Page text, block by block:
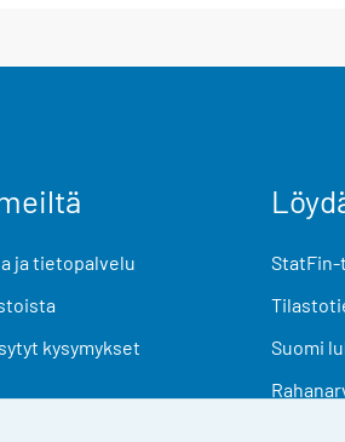
ja tietopalvelu
kysymykset
Suomi